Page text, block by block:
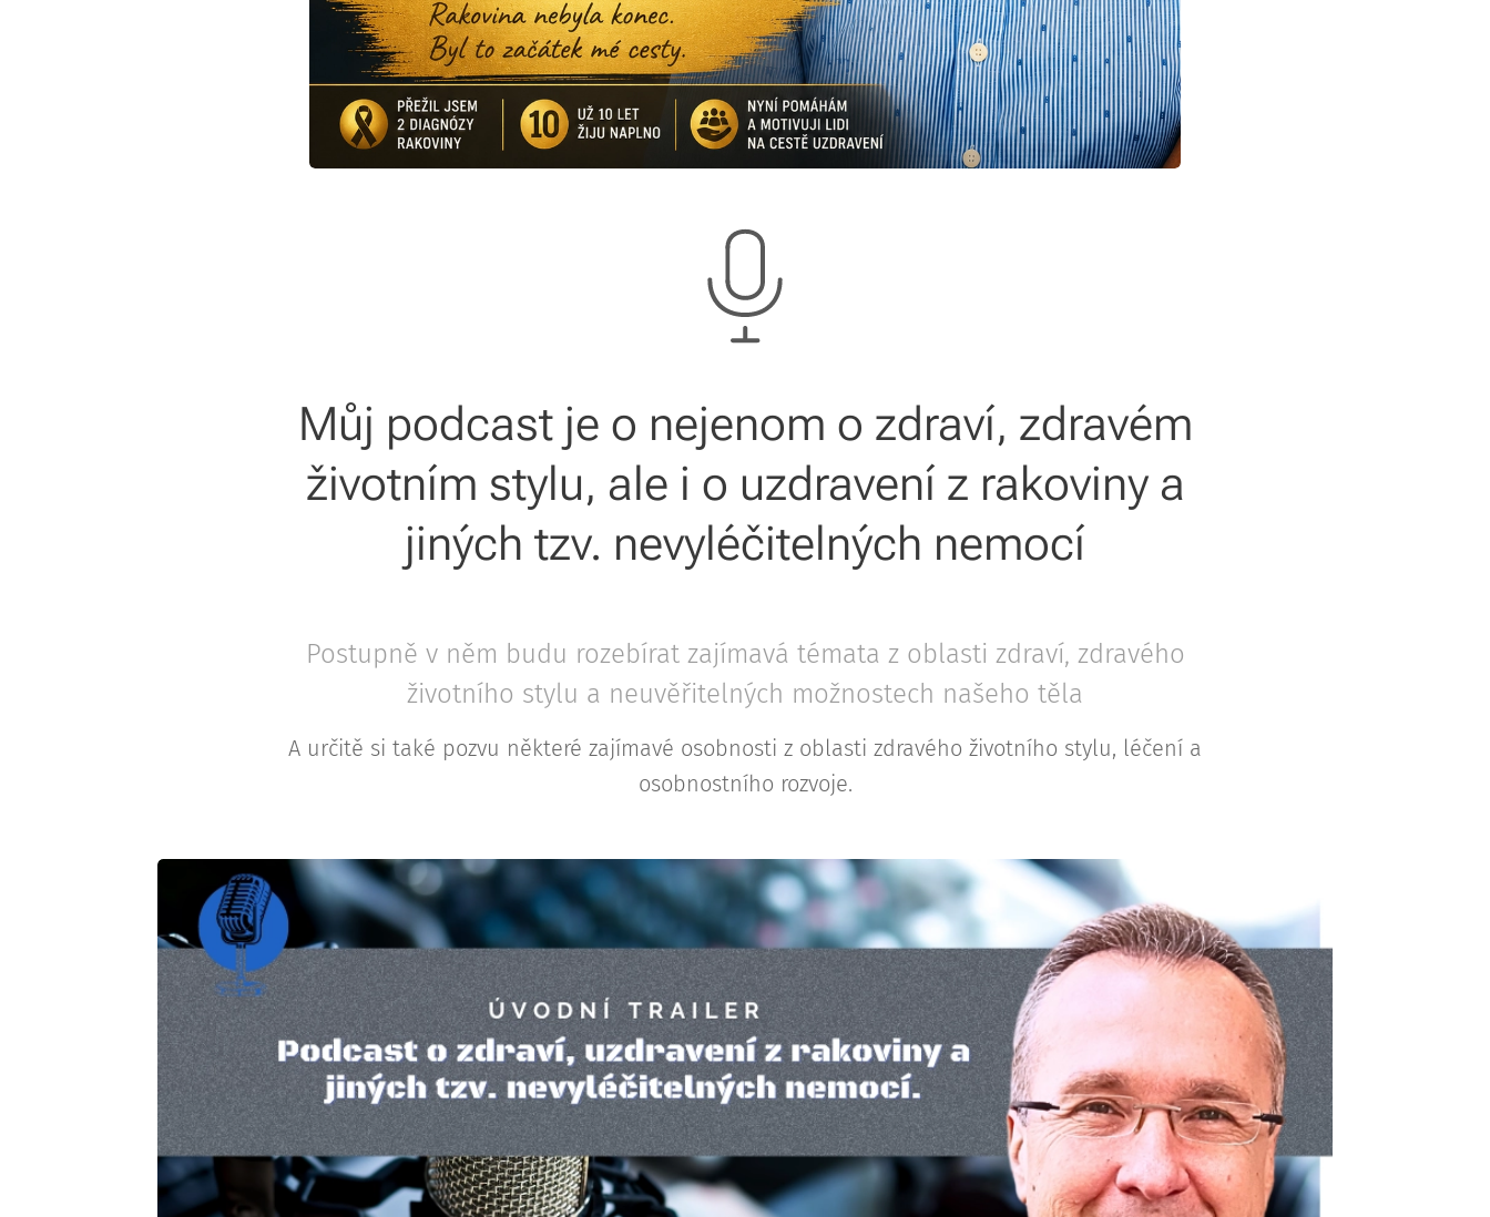
Můj podcast je o nejenom o zdraví, zdravém
životním stylu, ale i o uzdravení z rakoviny a
jiných tzv. nevyléčitelných nemocí
Postupně v něm budu rozebírat zajímavá témata z oblasti zdraví, zdravého
životního stylu a neuvěřitelných možnostech našeho těla
A určitě si také pozvu některé zajímavé osobnosti z oblasti zdravého životního stylu, léčení a
osobnostního rozvoje.